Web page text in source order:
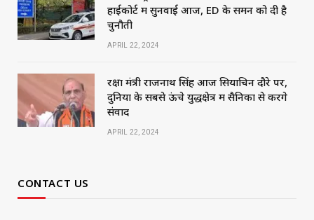
हाईकोर्ट में सुनवाई आज, ED के समन को दी है
चुनौती
APRIL 22, 2024
रक्षा मंत्री राजनाथ सिंह आज सियाचिन दौरे पर,
दुनिया के सबसे ऊंचे युद्धक्षेत्र में सैनिकों से करेंगे
संवाद
APRIL 22, 2024
CONTACT US